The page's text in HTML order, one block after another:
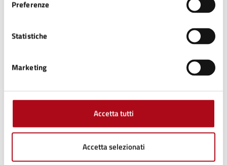
Preferenze
Statistiche
Marketing
Accetta tutti
Accetta selezionati
APR
Allegati
"Passi e parole di vino" - domenica 19 aprile
(PDF)